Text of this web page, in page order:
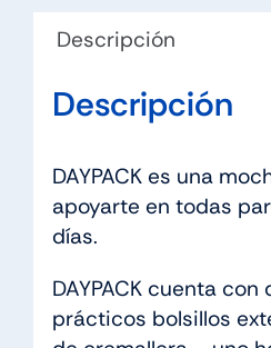
Descripción
Descripción
DAYPACK es una
apoyarte en todas
días.
DAYPACK cuenta
prácticos bolsillos